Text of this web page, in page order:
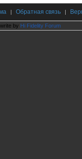
| Обратная связь |
by Hi Fidelity Forum